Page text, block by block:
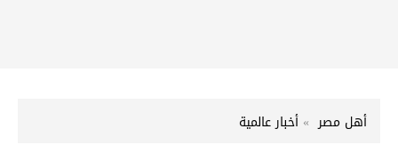
أهل مصر أخبار عالمية